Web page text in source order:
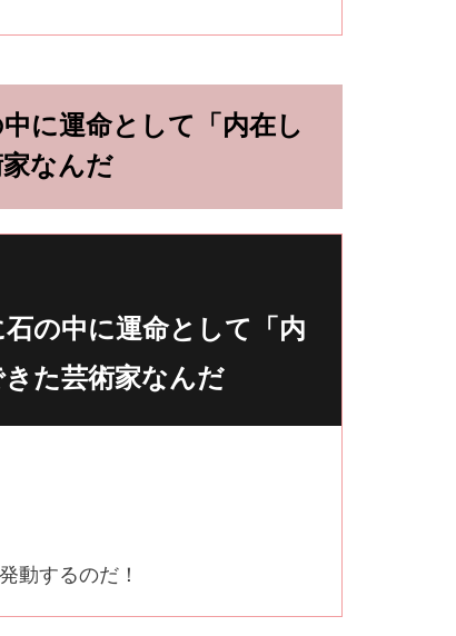
に運命として「内在し
なんだ
の中に運命として「内
た芸術家なんだ
動するのだ！